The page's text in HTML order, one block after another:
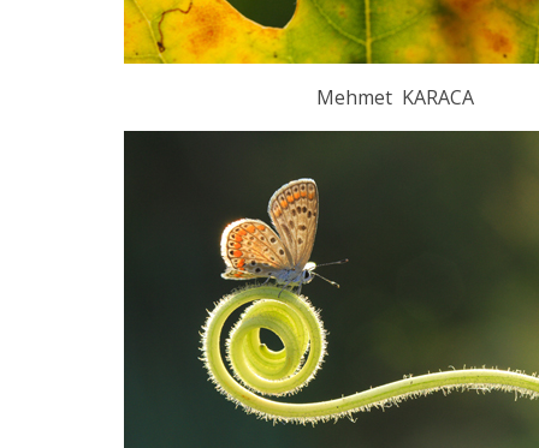
Mehmet KARACA